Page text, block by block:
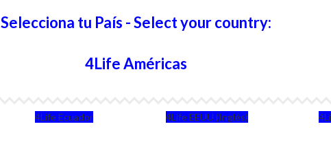
Selecciona tu País - Select your country:
4Life Américas
4Life Ecuador 4Life EEUU (Inglés)